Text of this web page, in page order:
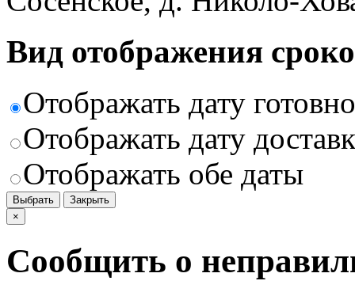
Вид отображения
Отображать дату
Отображать дату
Отображать обе даты
Выбрать
Закрыть
×
Сообщить о